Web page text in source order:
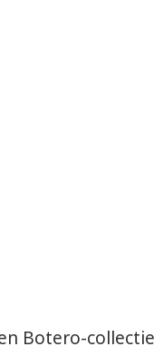
Botero-